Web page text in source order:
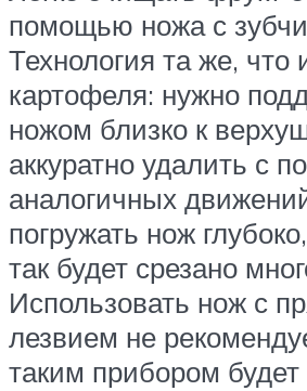
помощью ножа с
Технология та же, что
картофеля: нужно
ножом близко к
аккуратно удалить с
аналогичных
погружать нож
так будет срезано
Использовать нож с
лезвием не
таким прибором